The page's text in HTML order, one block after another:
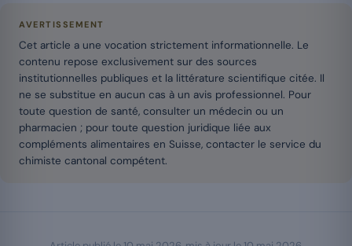
AVERTISSEMENT
Cet article a une vocation strictement informationnelle. Le
contenu repose exclusivement sur des sources
institutionnelles publiques et la littérature scientifique citée. Il
ne se substitue en aucun cas à un avis professionnel. Pour
toute question de santé, consulter un médecin ou un
pharmacien ; pour toute question juridique liée aux
compléments alimentaires en Suisse, contacter le service du
chimiste cantonal compétent.